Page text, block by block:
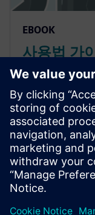
EBOOK
사용법 가
업의 설계
계 검토 가
항공우주 PLM
할당하는 동시
에서 관리할 수
시오.